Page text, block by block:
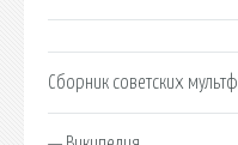
Сборник советских